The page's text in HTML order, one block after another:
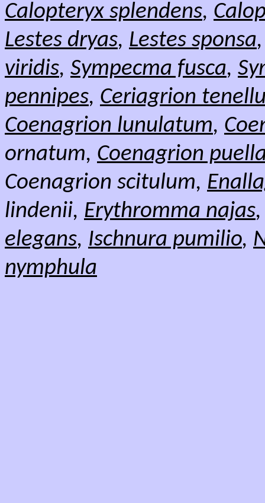
Calopteryx splendens,
Lestes dryas, Lestes sponsa
viridis, Sympecma fusca,
pennipes, Ceriagrion
Coenagrion lunulatum,
ornatum, Coenagrion
Coenagrion scitulum,
lindenii, Erythromma najas
elegans, Ischnura pumilio,
nymphula